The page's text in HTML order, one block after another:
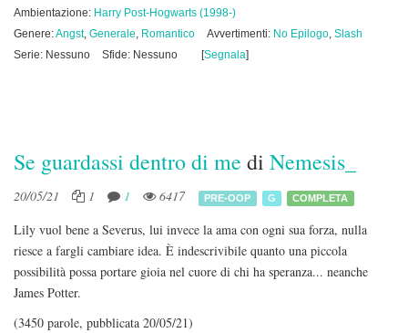
Ambientazione: Harry Post-Hogwarts (1998-)
Genere:Angst, Generale, Romantico Avvertimenti: No Epilogo, Slash
Serie: Nessuno
Sfide: Nessuno [Segnala]
Se guardassi dentro di me di Nemesis_
20/05/21 1 1 6417 PRE-OOP G COMPLETA
Lily vuol bene a Severus, lui invece la ama con ogni sua forza, nulla
riesce a fargli cambiare idea. È indescrivibile quanto una piccola
possibilità possa portare gioia nel cuore di chi ha speranza... neanche
James Potter.
(3450 parole, pubblicata 20/05/21)